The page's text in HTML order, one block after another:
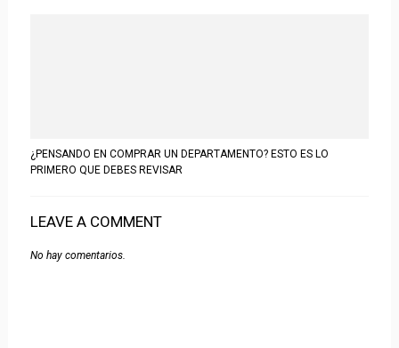
¿PENSANDO EN COMPRAR UN DEPARTAMENTO? ESTO ES LO
PRIMERO QUE DEBES REVISAR
LEAVE A COMMENT
No hay comentarios.